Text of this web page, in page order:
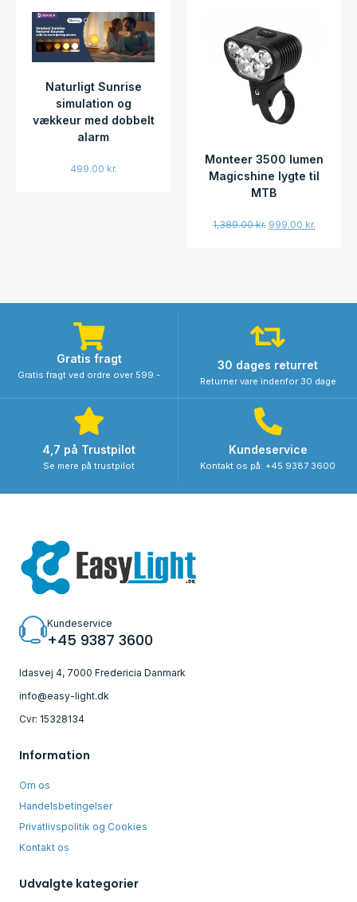
Naturligt Sunrise
simulation og
vækkeur med dobbelt
alarm
499.00 kr.
Monteer 3500 lumen
Magicshine lygte til
MTB
1,389.00kr. 999.00 kr.
Gratis fragt
Gratis fragt ved ordre over 599.-
30 dages returret
Returner vare indenfor 30 dage
4,7 på Trustpilot
Se mere på trustpilot
Kundeservice
Kontakt os på: +45 9387 3600
Kundeservice
+45 9387 3600
Idasvej 4, 7000 Fredericia Danmark
info@easy-light.dk
Cvr: 15328134
Information
Om os
Handelsbetingelser
Privatlivspolitik og Cookies
Kontakt os
Udvalgte kategorier